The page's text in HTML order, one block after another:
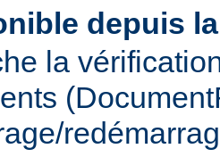
depuis
la